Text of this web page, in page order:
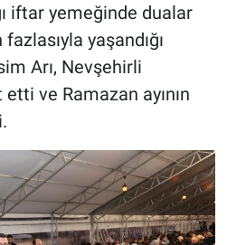
iftar yemeğinde dualar
yaşandığı
Arı, Nevşehirli
ve Ramazan ayının